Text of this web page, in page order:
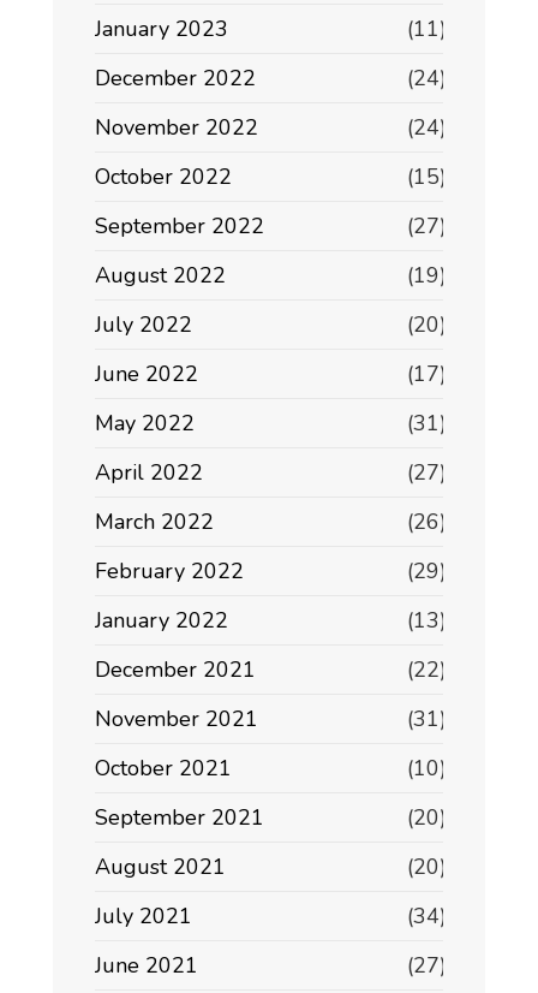
January 2023
(11)
December 2022
(24)
November 2022
(24)
October 2022
(15)
September 2022
(27)
August 2022
(19)
July 2022
(20)
June 2022
(17)
May 2022
(31)
April 2022
(27)
March 2022
(26)
February 2022
(29)
January 2022
(13)
December 2021
(22)
November 2021
(31)
October 2021
(10)
September 2021
(20)
August 2021
(20)
July 2021
(34)
June 2021
(27)